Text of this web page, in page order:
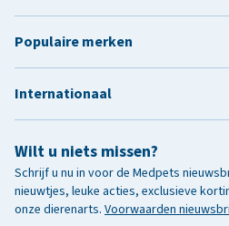
Wilt u niets missen?
Schrijf u nu in voor de Medpets
nieuwtjes, leuke acties, exclusieve
onze dierenarts. Voorwaarden
Populaire merken
Internationaal